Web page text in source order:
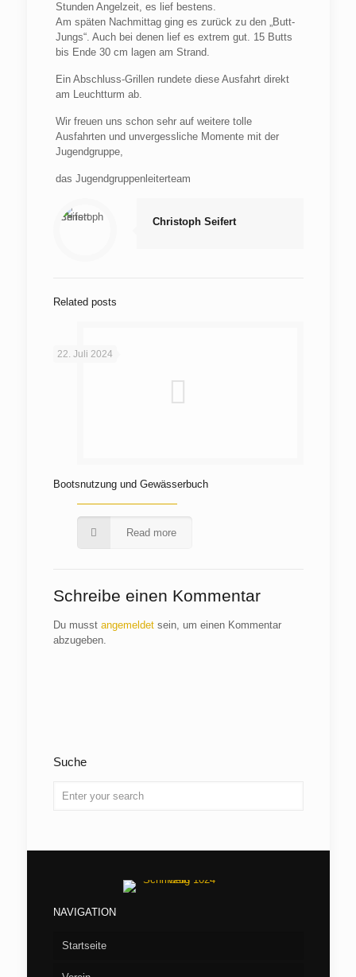
Stunden Angelzeit, es lief bestens.
Am späten Nachmittag ging es zurück zu den „Butt-
Jungs“. Auch bei denen lief es extrem gut. 15 Butts
bis Ende 30 cm lagen am Strand.
Ein Abschluss-Grillen rundete diese Ausfahrt direkt
am Leuchtturm ab.
Wir freuen uns schon sehr auf weitere tolle
Ausfahrten und unvergessliche Momente mit der
Jugendgruppe,
das Jugendgruppenleiterteam
Christoph Seifert
Related posts
22. Juli 2024
Bootsnutzung und Gewässerbuch
Read more
Schreibe einen Kommentar
Du musst angemeldetsein, um einen Kommentar
abzugeben.
Suche
NAVIGATION
Startseite